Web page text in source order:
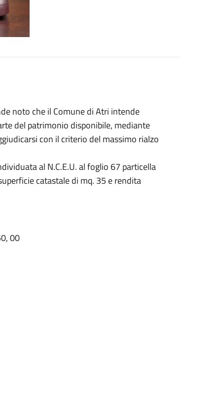
noto che il Comune di Atri intende
del patrimonio disponibile, mediante
con il criterio del massimo rialzo
al N.C.E.U. al foglio 67 particella
catastale di mq. 35 e rendita
00